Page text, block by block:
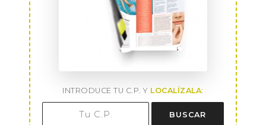
INTRODUCE TU C.P. Y LOCALÍZALA:
BUSCAR